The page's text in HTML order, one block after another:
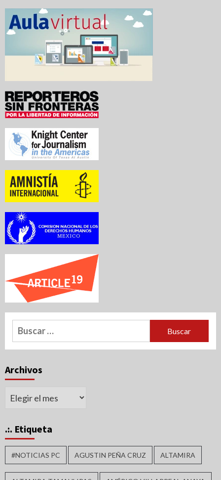
Buscar:
Archivos
Archivos
.:. Etiqueta
#NOTICIAS PC AGUSTIN PEÑA CRUZ ALTAMIRA